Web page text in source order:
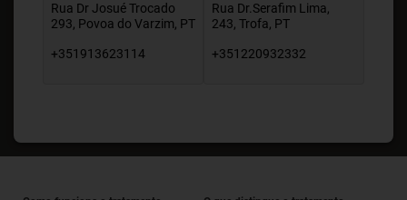
Rua Dr Josué Trocado
293, Povoa do Varzim, PT
+351913623114
Rua Dr.Serafim Lima,
243, Trofa, PT
+351220932332